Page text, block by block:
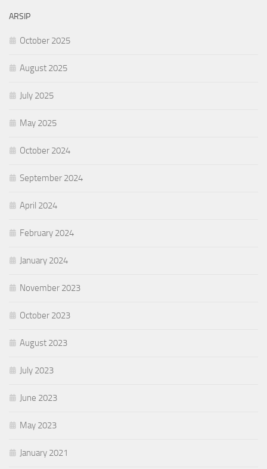
ARSIP
October 2025
August 2025
July 2025
May 2025
October 2024
September 2024
April 2024
February 2024
January 2024
November 2023
October 2023
August 2023
July 2023
June 2023
May 2023
January 2021